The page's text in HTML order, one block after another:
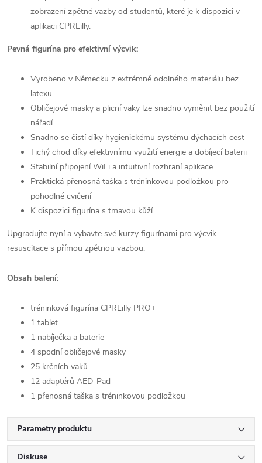
zobrazení zpětné vazby od studentů, které je k dispozici v
aplikaci CPRLilly.
Pevná figurína pro efektivní výcvik:
Vyrobeno v Německu z extrémně odolného materiálu bez
latexu.
Obličejové masky a plicní vaky lze snadno vyměnit bez použití
nářadí
Snadno se čistí díky hygienickému systému dýchacích cest
Tichý chod díky efektivnímu využití energie a dobíjecí baterii
Stabilní připojení WiFi a intuitivní rozhraní aplikace
Praktická přenosná taška s tréninkovou podložkou pro
pohodlné cvičení
K dispozici figurína s tmavou kůží
Upgradujte nyní a vybavte své kurzy figurínami pro výcvik
resuscitace s přímou zpětnou vazbou.
Obsah balení:
tréninková figurína CPRLilly PRO+
1 tablet
1 nabíječka a baterie
4 spodní obličejové masky
25 krčních vaků
12 adaptérů AED-Pad
1 přenosná taška s tréninkovou podložkou
Parametry produktu
Diskuse